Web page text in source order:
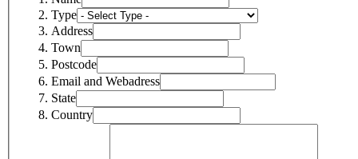
Type
Address
Town
Postcode
Email and Webadress
State
Country